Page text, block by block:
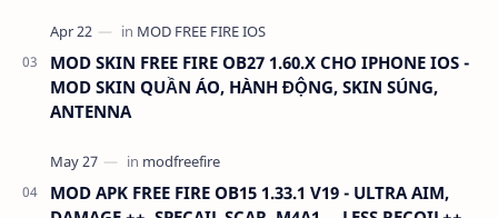
MOD SKIN FREE FIRE OB27 1.60.X CHO IPHONE IOS -
MOD SKIN QUẦN ÁO, HÀNH ĐỘNG, SKIN SÚNG,
ANTENNA
MOD APK FREE FIRE OB15 1.33.1 V19 - ULTRA AIM,